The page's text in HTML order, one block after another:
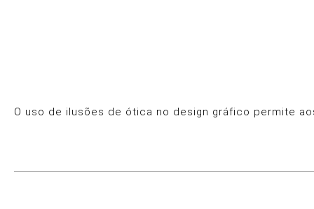
O uso de ilusões de ótica no design gráfico permite